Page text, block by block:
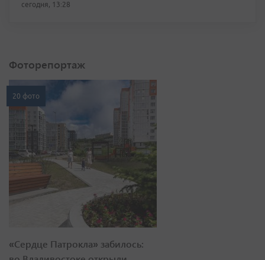
сегодня, 13:28
Фоторепортаж
20 фото
«Сердце Патрокла» забилось: